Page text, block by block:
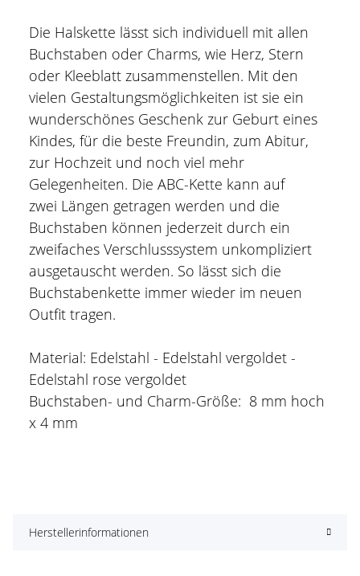
Die Halskette lässt sich individuell mit allen
Buchstaben oder Charms, wie Herz, Stern
oder Kleeblatt zusammenstellen. Mit den
vielen Gestaltungsmöglichkeiten ist sie ein
wunderschönes Geschenk zur Geburt eines
Kindes, für die beste Freundin, zum Abitur,
zur Hochzeit und noch viel mehr
Gelegenheiten. Die ABC-Kette kann auf
zwei Längen getragen werden und die
Buchstaben können jederzeit durch ein
zweifaches Verschlusssystem unkompliziert
ausgetauscht werden. So lässt sich die
Buchstabenkette immer wieder im neuen
Outfit tragen.
Material: Edelstahl - Edelstahl vergoldet -
Edelstahl rose vergoldet
Buchstaben- und Charm-Größe: 8 mm hoch
x 4 mm
Herstellerinformationen